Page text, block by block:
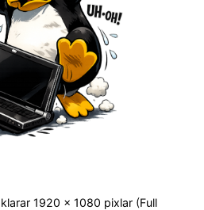
1920 × 1080 pixlar (Full